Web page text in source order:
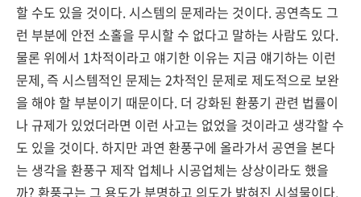
할 수도 있을 것이다. 시스템의 문제라는 것이다. 공연측도 그
런 부분에 안전 소홀을 무시할 수 없다고 말하는 사람도 있다.
물론 위에서 1차적이라고 얘기한 이유는 지금 얘기하는 이런
문제, 즉 시스템적인 문제는 2차적인 문제로 제도적으로 보완
을 해야 할 부분이기 때문이다. 더 강화된 환풍기 관련 법률이
나 규제가 있었더라면 이런 사고는 없었을 것이라고 생각할 수
도 있을 것이다. 하지만 과연 환풍구에 올라가서 공연을 본다
는 생각을 환풍구 제작 업체나 시공업체는 상상이라도 했을
까? 환풍구는 그 용도가 분명하고 의도가 밝혀진 시설물이다.